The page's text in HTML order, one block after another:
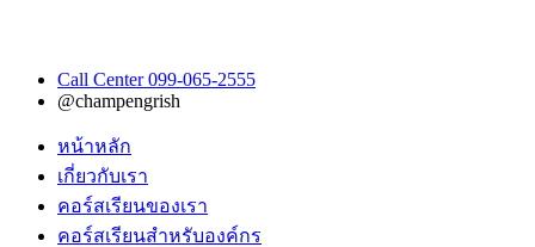
Call Center 099-065-2555
@champengrish
หน้าหลัก
เกี่ยวกับเรา
คอร์สเรียนของเรา
คอร์สเรียนสำหรับองค์กร